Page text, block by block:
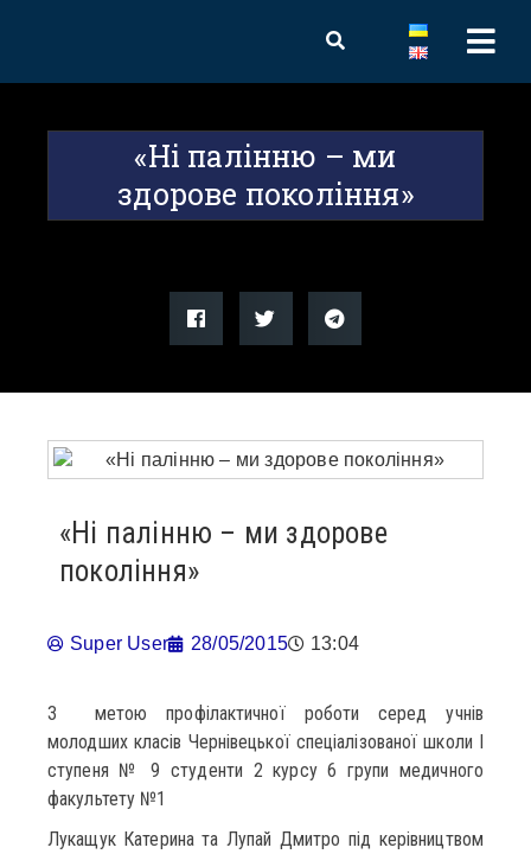
«Ні палінню – ми
здорове покоління»
«Ні палінню – ми здорове
покоління»
Super User 28/05/2015 13:04
З метою профілактичної роботи серед учнів
молодших класів Чернівецької спеціалізованої школи І
ступеня № 9 студенти 2 курсу 6 групи медичного
факультету №1
Лукащук Катерина та Лупай Дмитро під керівництвом